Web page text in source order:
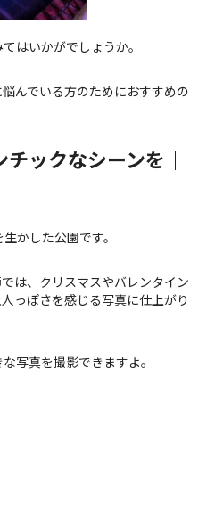
はいかがでしょうか。
んでいる方のためにおすすめの
ックなシーンを｜
かした公園です。
は、クリスマスやバレンタイン
っぽさを感じる写真に仕上がり
写真を撮影できますよ。